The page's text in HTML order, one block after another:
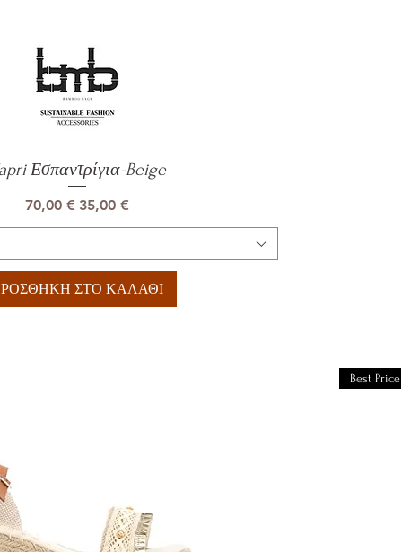
Γρήγορη προβολή
Εσπαντρίγια-Beige
Κανονική τιμή
70,00 € Τιμή Έκπτωσης
35,00 €
ΣΤΟ ΚΑΛΑΘΙ
Best Price